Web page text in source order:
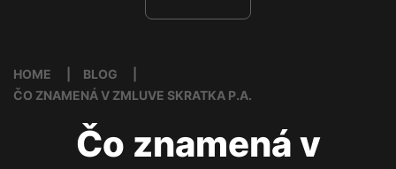
HOME
BLOG
ČO ZNAMENÁ V ZMLUVE SKRATKA P.A.
Čo znamená v